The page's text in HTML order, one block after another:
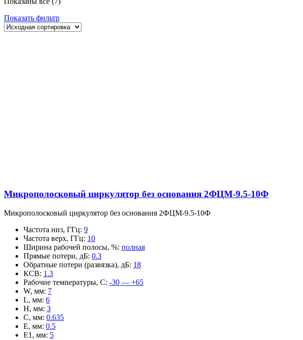
Показать фильтр
Микрополосковый циркулятор без основания 2ФЦМ-9.5-10Ф
Микрополосковый циркулятор без основания 2ФЦМ-9.5-10Ф
Частота низ, ГГц: 9
Частота верх, ГГц: 10
Ширина рабочей полосы, %: полная
Прямые потери, дБ: 0.3
Обратные потери (развязка), дБ: 18
КСВ: 1.3
Рабочие температуры, С: -30 — +65
W, мм: 7
L, мм: 6
H, мм: 3
C, мм: 0.635
E, мм: 0.5
E1, мм: 5